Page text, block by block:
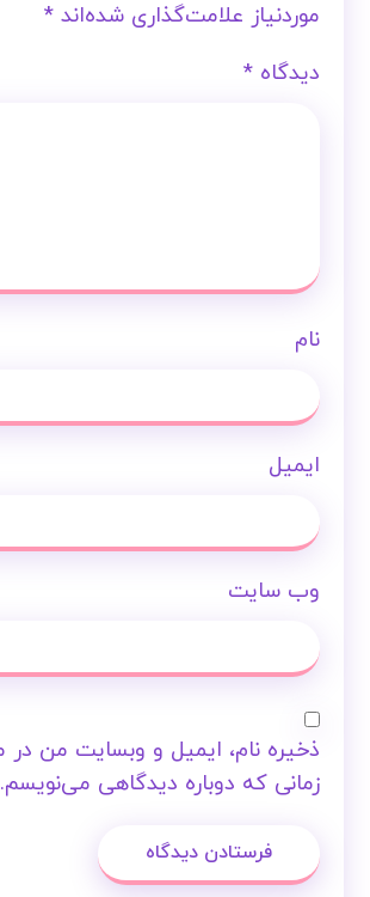
موردنیاز علامت‌گذاری شده‌اند*
دیدگاه*
نام
ایمیل
وب‌ سایت
ذخیره نام، ایمیل و وبسایت من در
زمانی که دوباره دیدگاهی می‌نویسم.
فرستادن دیدگاه